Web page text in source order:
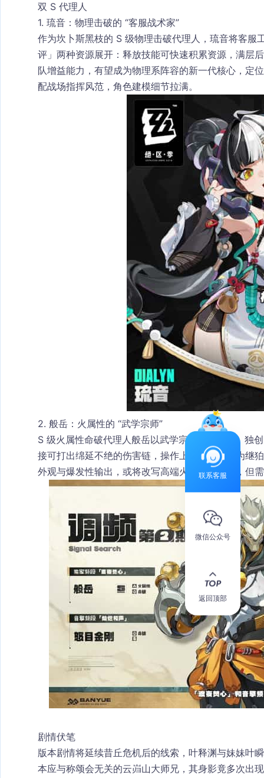
双 S 代理人
1. 琉音：物理击破的 “客服战术家”​
作为坎卜斯黑枝的 S 级物理击破代理人，琉音将客服
评」两种资源展开：释放技能可快速积累资源，满层
队增益能力，有望成为物理系阵容的新一代核心，定
配战场指挥风范，角色建模细节拉满。​
2. 般岳：火属性的 “武学宗师”​
S 级火属性命破代理人般岳以武学宗师身份登场，独
接可打出绵延不绝的伤害链，操作上限极高。作为继
外观与爆发性输出，或将改写高端火伤阵容格局，但
剧情伏笔
版本剧情将延续昔丘危机后的线索，叶释渊与妹妹
本应与称颂会无关的云岿山大师兄，其身影竟多次出
联系客服
微信公众号
返回顶部